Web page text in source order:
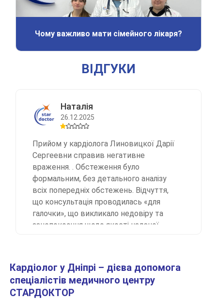
Чому важливо мати сімейного лікаря?
ВІДГУКИ
Наталія
26.12.2025
Прийом у кардіолога Линовицкої Дарії
Сергеевни справив негативне
враження. . Обстеження було
формальним, без детального аналізу
всіх попередніх обстежень. Відчуття,
що консультація проводилась «для
галочки», що викликало недовіру та
занепокоєння щодо якості наданої
Кардіолог у Дніпрі – дієва допомога
спеціалістів медичного центру
СТАРДОКТОР